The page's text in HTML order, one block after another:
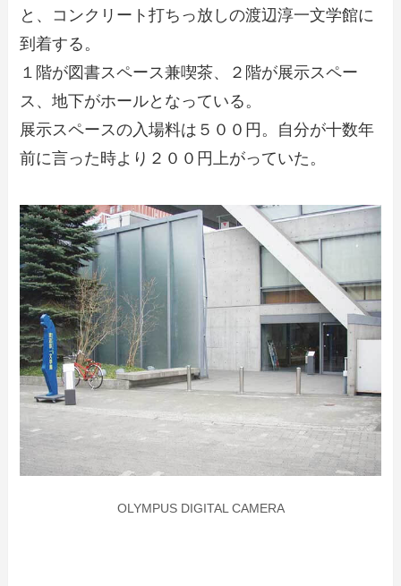
と、コンクリート打ちっ放しの渡辺淳一文学館に
到着する。
１階が図書スペース兼喫茶、２階が展示スペー
ス、地下がホールとなっている。
展示スペースの入場料は５００円。自分が十数年
前に言った時より２００円上がっていた。
OLYMPUS DIGITAL CAMERA